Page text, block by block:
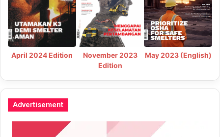
April 2024 Edition
November 2023
Edition
May 2023 (English)
Advertisement